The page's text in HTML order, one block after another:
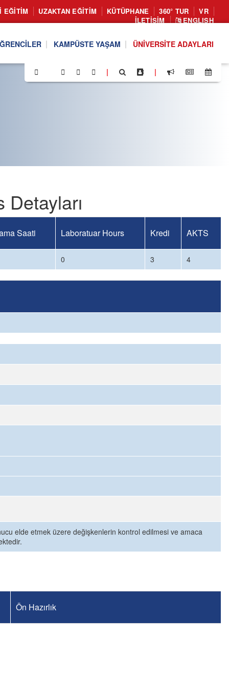
EĞITIM UZAKTAN EĞITIM KÜTÜPHANE 360° TUR
VR
İLETIŞIM
ENGLISH
KAMPÜSTE YAŞAM ÜNIVERSITE ADAYLARI
| |
Detayları
Saati Laboratuar Hours Kredi AKTS
0 3 4
elde etmek üzere değişkenlerin kontrol edilmesi ve amaca
Ön Hazırlık